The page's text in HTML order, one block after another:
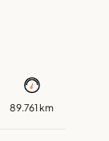
89.761 km